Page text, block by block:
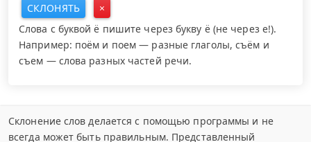
СКЛОНЯТЬ
×
Слова с буквой ё пишите через букву ё (не через е!).
Например: поём и поем — разные глаголы, съём и
съем — слова разных частей речи.
Склонение слов делается с помощью программы и не
всегда может быть правильным. Представленный